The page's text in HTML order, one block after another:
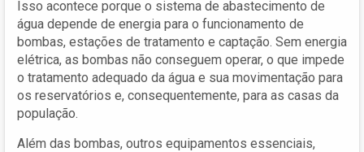
Isso acontece porque o sistema de abastecimento de
água depende de energia para o funcionamento de
bombas, estações de tratamento e captação. Sem energia
elétrica, as bombas não conseguem operar, o que impede
o tratamento adequado da água e sua movimentação para
os reservatórios e, consequentemente, para as casas da
população.
Além das bombas, outros equipamentos essenciais,